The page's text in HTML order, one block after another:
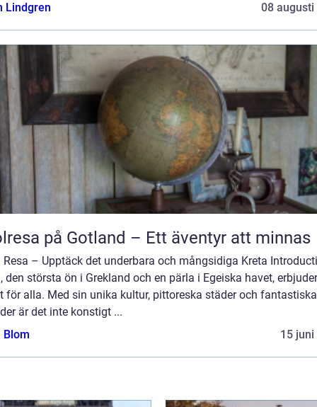
Lindgren
08 augusti
på Gotland – Ett äventyr att minnas
Resa – Upptäck det underbara och mångsidiga Kreta
den största ön i Grekland och en pärla i Egeiska havet, erbjuder
för alla. Med sin unika kultur, pittoreska städer och fantastiska
är det inte konstigt ...
Blom
15 juni